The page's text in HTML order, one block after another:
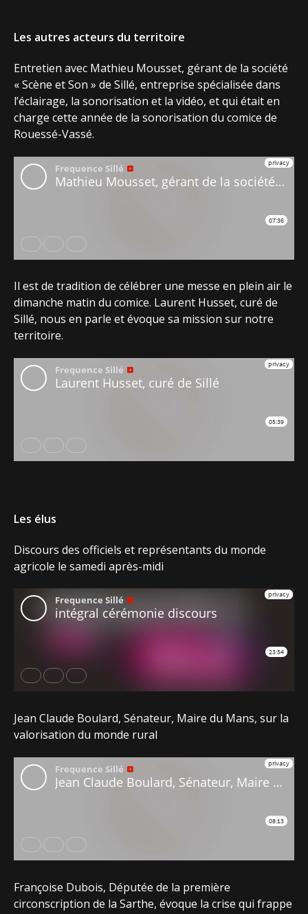
Les autres acteurs du territoire
Entretien avec Mathieu Mousset, gérant de la société
« Scène et Son » de Sillé, entreprise spécialisée dans
l’éclairage, la sonorisation et la vidéo, et qui était en
charge cette année de la sonorisation du comice de
Rouessé-Vassé.
Il est de tradition de célébrer une messe en plein air le
dimanche matin du comice. Laurent Husset, curé de
Sillé, nous en parle et évoque sa mission sur notre
territoire.
Les élus
Discours des officiels et représentants du monde
agricole le samedi après-midi
Jean Claude Boulard, Sénateur, Maire du Mans, sur la
valorisation du monde rural
Françoise Dubois, Députée de la première
circonscription de la Sarthe, évoque la crise qui frappe